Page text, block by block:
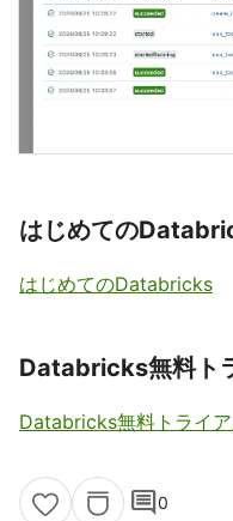
はじめての
はじめてのDatabricks
Databricks無料ト
Databricks無料トライ
comment0